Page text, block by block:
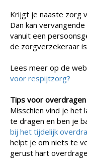
Krijgt je naaste zorg
Dan kan
vanuit een
de zorgverzekeraar
Lees meer op de
voor respijtzorg?
Tips voor
Misschien vind je
te dragen en ben je
bij het tijdelijk
helpt je om niets te
gerust hart